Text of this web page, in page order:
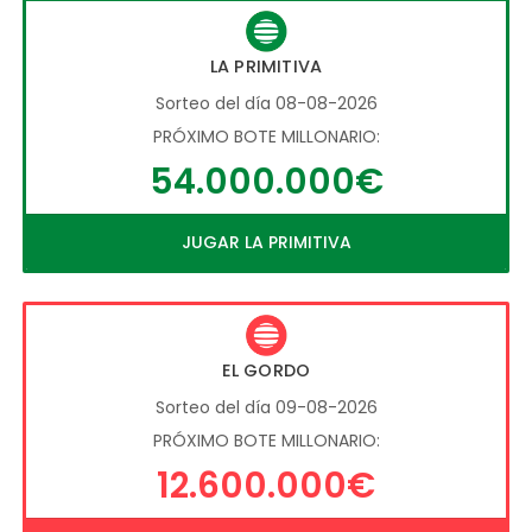
LA PRIMITIVA
Sorteo del día 08-08-2026
PRÓXIMO BOTE MILLONARIO:
54.000.000€
JUGAR LA PRIMITIVA
EL GORDO
Sorteo del día 09-08-2026
PRÓXIMO BOTE MILLONARIO:
12.600.000€